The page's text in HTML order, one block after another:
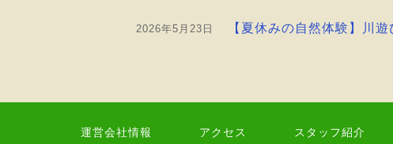
2026年5月23日 【夏休みの自然体験】川
運営会社情報 アクセス スタッフ紹介